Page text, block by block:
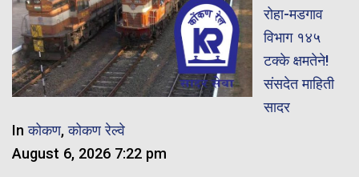
रोहा-मडगाव
विभाग १४५
टक्के क्षमतेने!
संसदेत माहिती
सादर
Inकोकण,कोकण रेल्वे
August 6, 2026 7:22 pm